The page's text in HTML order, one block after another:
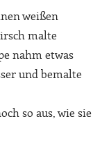
weißen
malte
nahm etwas
und bemalte
so aus, wie sie